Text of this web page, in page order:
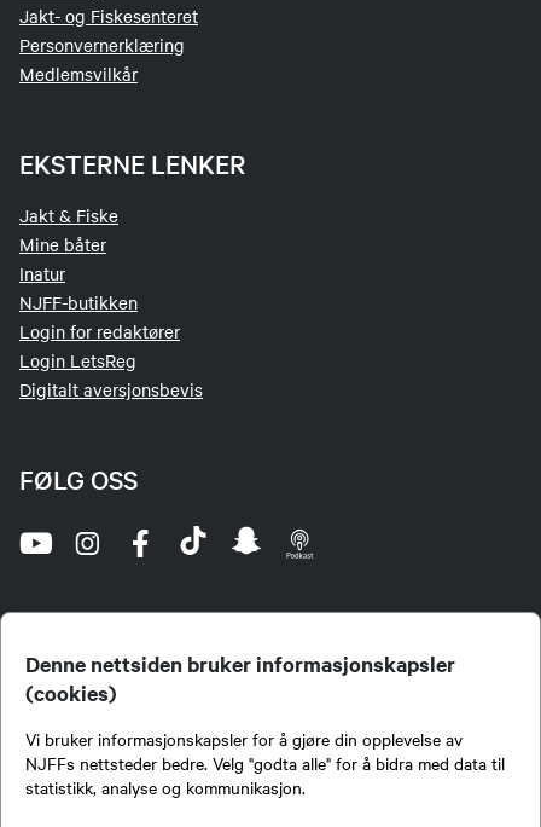
Denne nettsiden bruker informasjonskapsler
(cookies)
Vi bruker informasjonskapsler for å gjøre din opplevelse av
NJFFs nettsteder bedre. Velg "godta alle" for å bidra med data til
statistikk, analyse og kommunikasjon.
Jakt- og Fiskesenteret
Personvernerklæring
Medlemsvilkår
EKSTERNE LENKER
Jakt & Fiske
Mine båter
Inatur
NJFF-butikken
Login for redaktører
Login LetsReg
Digitalt aversjonsbevis
FØLG OSS
jegere og sportsfiskere og et av de viktigste miljøene for formidling av kunnskap om jakt og
fiske i Norge. Vi er en partipolitisk nøytral organisasjon, men har et sterkt jakt-, fiske-, og
naturpolitisk engasjement i mange saker.